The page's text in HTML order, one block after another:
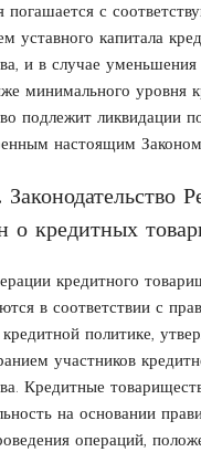
погашается с
уставного капитала
и в случае уменьшения
минимального уровня
подлежит ликвидации
настоящим
Законодательство
о кредитных
кредитного
в соответствии с
политике,
участников
Кредитные
на основании
операций,